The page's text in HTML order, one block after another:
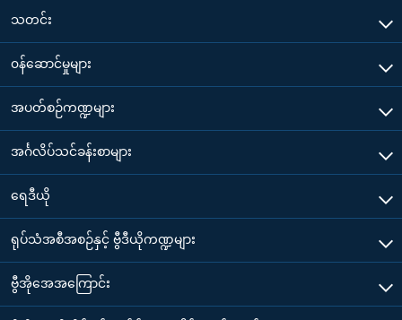
သတင်း
၀န်ဆောင်မှုများ
အပတ်စဉ်ကဏ္ဍများ
အင်္ဂလိပ်သင်ခန်းစာများ
ရေဒီယို
ရုပ်သံအစီအစဉ်နှင့် ဗွီဒီယိုကဏ္ဍများ
ဗွီအိုအေအကြောင်း